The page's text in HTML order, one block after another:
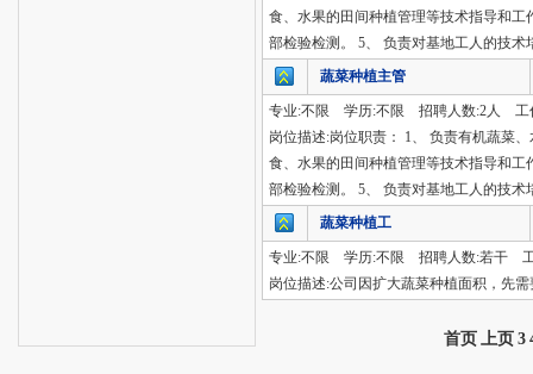
食、水果的田间种植管理等技术指导和
部检验检测。 5、 负责对基地工人的技术
蔬菜种植主管
专业:不限 学历:不限 招聘人数:2人 工
岗位描述:岗位职责： 1、 负责有机蔬菜
食、水果的田间种植管理等技术指导和
部检验检测。 5、 负责对基地工人的技术
蔬菜种植工
专业:不限 学历:不限 招聘人数:若干
岗位描述:公司因扩大蔬菜种植面积，先
首页 上页 3